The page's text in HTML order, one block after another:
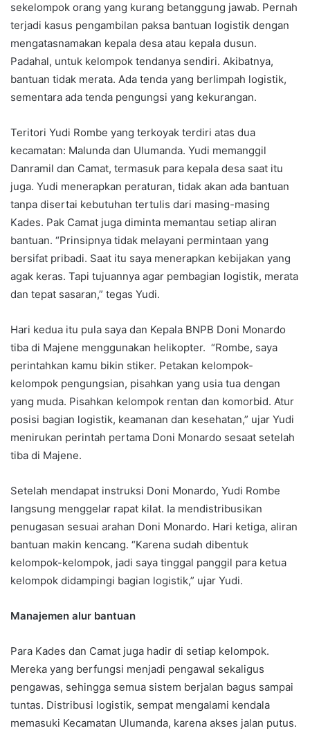
sekelompok orang yang kurang betanggung jawab. Pernah
terjadi kasus pengambilan paksa bantuan logistik dengan
mengatasnamakan kepala desa atau kepala dusun.
Padahal, untuk kelompok tendanya sendiri. Akibatnya,
bantuan tidak merata. Ada tenda yang berlimpah logistik,
sementara ada tenda pengungsi yang kekurangan.
Teritori Yudi Rombe yang terkoyak terdiri atas dua
kecamatan: Malunda dan Ulumanda. Yudi memanggil
Danramil dan Camat, termasuk para kepala desa saat itu
juga. Yudi menerapkan peraturan, tidak akan ada bantuan
tanpa disertai kebutuhan tertulis dari masing-masing
Kades. Pak Camat juga diminta memantau setiap aliran
bantuan. “Prinsipnya tidak melayani permintaan yang
bersifat pribadi. Saat itu saya menerapkan kebijakan yang
agak keras. Tapi tujuannya agar pembagian logistik, merata
dan tepat sasaran,” tegas Yudi.
Hari kedua itu pula saya dan Kepala BNPB Doni Monardo
tiba di Majene menggunakan helikopter. “Rombe, saya
perintahkan kamu bikin stiker. Petakan kelompok-
kelompok pengungsian, pisahkan yang usia tua dengan
yang muda. Pisahkan kelompok rentan dan komorbid. Atur
posisi bagian logistik, keamanan dan kesehatan,” ujar Yudi
menirukan perintah pertama Doni Monardo sesaat setelah
tiba di Majene.
Setelah mendapat instruksi Doni Monardo, Yudi Rombe
langsung menggelar rapat kilat. Ia mendistribusikan
penugasan sesuai arahan Doni Monardo. Hari ketiga, aliran
bantuan makin kencang. “Karena sudah dibentuk
kelompok-kelompok, jadi saya tinggal panggil para ketua
kelompok didampingi bagian logistik,” ujar Yudi.
Manajemen alur bantuan
Para Kades dan Camat juga hadir di setiap kelompok.
Mereka yang berfungsi menjadi pengawal sekaligus
pengawas, sehingga semua sistem berjalan bagus sampai
tuntas. Distribusi logistik, sempat mengalami kendala
memasuki Kecamatan Ulumanda, karena akses jalan putus.